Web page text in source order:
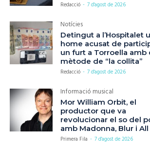
Redacció - 7 d'agost de 2026
Notícies
Detingut a l’Hospitalet
home acusat de
un furt a Torroella amb
mètode de “la collita”
Redacció - 7 d'agost de 2026
Informació musical
Mor William Orbit, el
productor que va
revolucionar el so del
amb Madonna, Blur i
Primera Fila - 7 d'agost de 2026